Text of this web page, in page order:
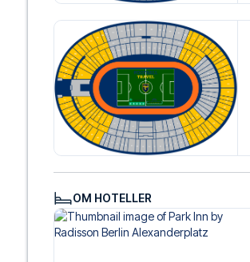
OM HOTELLER